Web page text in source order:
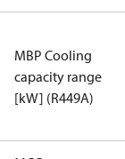
MBP Cooling
capacity range
[kW] (R449A)